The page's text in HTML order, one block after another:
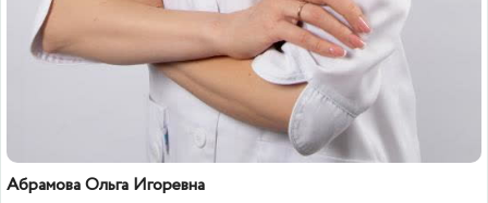
Абрамова Ольга Игоревна